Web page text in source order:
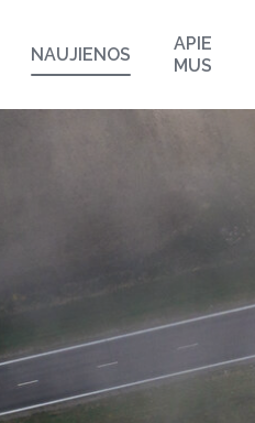
NAUJIENOS
APIE
MUS